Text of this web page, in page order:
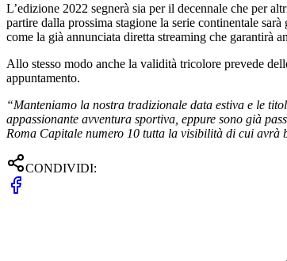
L’edizione 2022 segnerà sia per il decennale che per
partire dalla prossima stagione la serie continentale
come la già annunciata diretta streaming che garantirà
Allo stesso modo anche la validità tricolore prevede
appuntamento.
“Manteniamo la nostra tradizionale data estiva e le
appassionante avventura sportiva, eppure sono già
Roma Capitale numero 10 tutta la visibilità di cui avrà
CONDIVIDI: